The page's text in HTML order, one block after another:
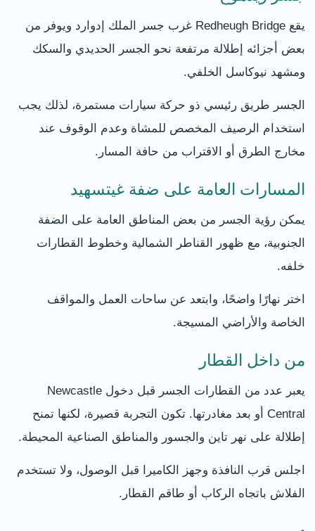
يقع Redheugh Bridge غرب جسر الملك إدوارد ويوفر من
بعض أجزائه إطلالة مرتفعة نحو الجسر الحديدي والسكك
ومشهد نيوكاسل الخلفي.
الجسر طريق رئيسي ذو حركة سيارات مستمرة، لذلك يجب
استخدام الرصيف المخصص للمشاة وعدم الوقوف عند
مخارج الطرق أو الاقتراب من حافة المسار.
المسارات العامة على ضفة غيتسهيد
يمكن رؤية الجسر من بعض المناطق العامة على الضفة
الجنوبية، مع ظهور القناطر الشمالية وخطوط القطارات
خلفه.
اختر نهارًا واضحًا، وابتعد عن ساحات العمل والمواقف
الخاصة والأراضي المسيجة.
من داخل القطار
يعبر عدد من القطارات الجسر قبل دخول Newcastle
Central أو بعد مغادرتها. تكون التجربة قصيرة، لكنها تمنح
إطلالة على نهر تاين والجسور والمناطق الصناعية المحيطة.
اجلس قرب النافذة وجهز الكاميرا قبل الوصول، ولا تستخدم
الفلاش باتجاه الركاب أو طاقم القطار.